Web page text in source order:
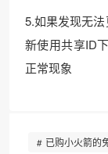
5.如果发现无
新使用共享ID
正常现象
已购小火箭的